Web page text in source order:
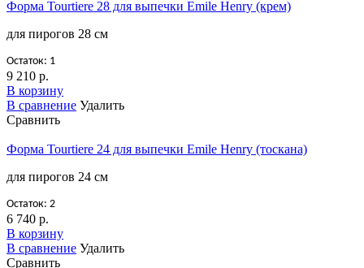
Форма Tourtiere 28 для выпечки Emile Henry (крем)
для пирогов 28 см
Остаток: 1
9 210 р.
В корзину
В сравнение Удалить
Сравнить
Форма Tourtiere 24 для выпечки Emile Henry (тоскана)
для пирогов 24 см
Остаток: 2
6 740 р.
В корзину
В сравнение Удалить
Сравнить